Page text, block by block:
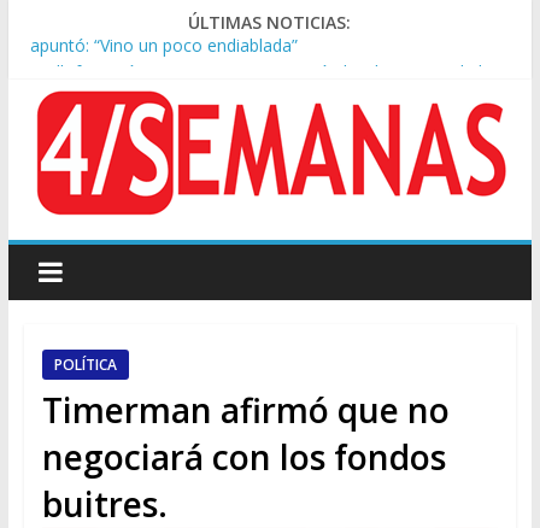
ÚLTIMAS NOTICIAS:
Kicillof asistió a San Cayetano y criticó al Gobierno por la ley
de propiedad privada
Condenaron a la red social Meta a pagar US$567 millones por
afectar la salud mental de niños
Represión frente al Congreso: tres detenidos durante la
protesta contra la Ley de Propiedad Privada
Sturzenegger defendió la Ley de Tierras y lamentó el retiro
Tras la aprobación de la ley de propiedad privada, Bullrich
apuntó: “Vino un poco endiablada”
POLÍTICA
Timerman afirmó que no
negociará con los fondos
buitres.